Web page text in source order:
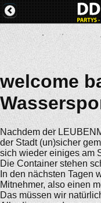
welcome
Nachdem der
der Stadt (un)sicher
sich wieder einiges am
Die Container stehen
In den nächsten Tagen
Mitnehmer, also einen
Das müssen wir